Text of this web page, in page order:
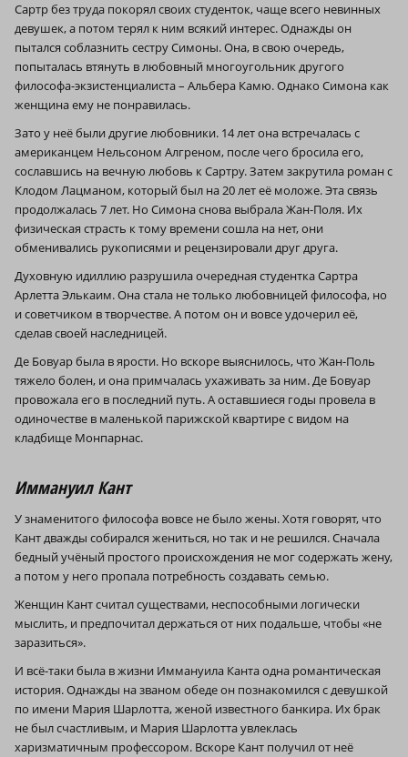
Сартр без труда покорял своих студенток, чаще всего невинных
девушек, а потом терял к ним всякий интерес. Однажды он
пытался соблазнить сестру Симоны. Она, в свою очередь,
попыталась втянуть в любовный многоугольник другого
философа-экзистенциалиста – Альбера Камю. Однако Симона как
женщина ему не понравилась.
Зато у неё были другие любовники. 14 лет она встречалась с
американцем Нельсоном Алгреном, после чего бросила его,
сославшись на вечную любовь к Сартру. Затем закрутила роман с
Клодом Лацманом, который был на 20 лет её моложе. Эта связь
продолжалась 7 лет. Но Симона снова выбрала Жан-Поля. Их
физическая страсть к тому времени сошла на нет, они
обменивались рукописями и рецензировали друг друга.
Духовную идиллию разрушила очередная студентка Сартра
Арлетта Элькаим. Она стала не только любовницей философа, но
и советчиком в творчестве. А потом он и вовсе удочерил её,
сделав своей наследницей.
Де Бовуар была в ярости. Но вскоре выяснилось, что Жан-Поль
тяжело болен, и она примчалась ухаживать за ним. Де Бовуар
провожала его в последний путь. А оставшиеся годы провела в
одиночестве в маленькой парижской квартире с видом на
кладбище Монпарнас.
Иммануил Кант
У знаменитого философа вовсе не было жены. Хотя говорят, что
Кант дважды собирался жениться, но так и не решился. Сначала
бедный учёный простого происхождения не мог содержать жену,
а потом у него пропала потребность создавать семью.
Женщин Кант считал существами, неспособными логически
мыслить, и предпочитал держаться от них подальше, чтобы «не
заразиться».
И всё-таки была в жизни Иммануила Канта одна романтическая
история. Однажды на званом обеде он познакомился с девушкой
по имени Мария Шарлотта, женой известного банкира. Их брак
не был счастливым, и Мария Шарлотта увлеклась
харизматичным профессором. Вскоре Кант получил от неё